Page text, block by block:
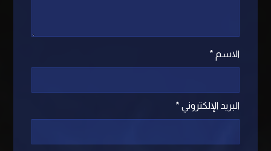
الاسم *
البريد الإلكتروني *